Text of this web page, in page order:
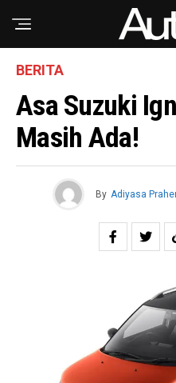
BERITA
Asa Suzuki
Masih Ada!
By Adiyasa